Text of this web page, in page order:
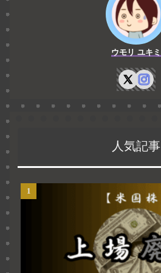
ウモリ ユキミ
人気記事